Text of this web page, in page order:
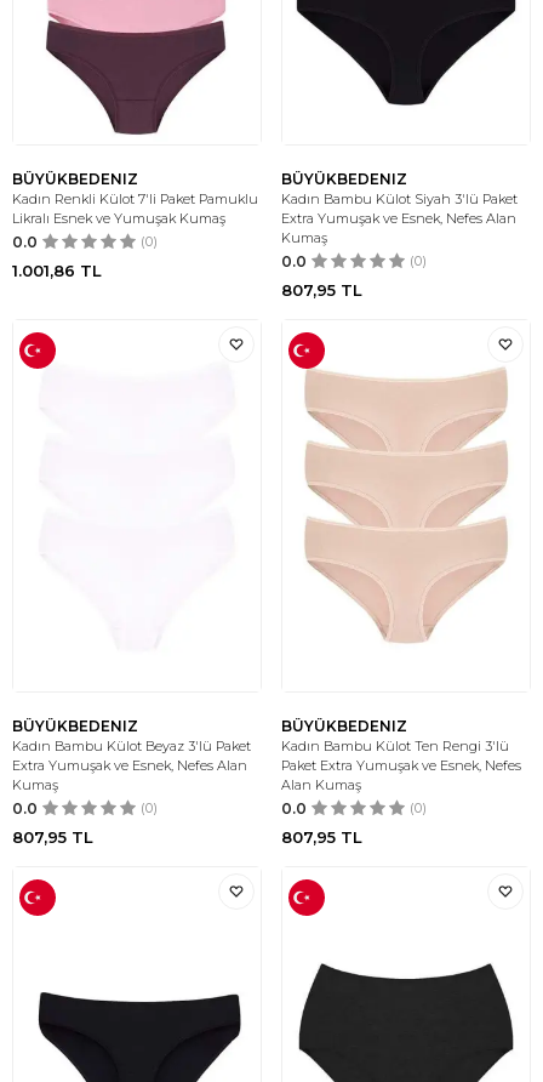
BÜYÜKBEDENIZ
Kadın Renkli Külot 7'li Paket Pamuklu
Likralı Esnek ve Yumuşak Kumaş
0.0 (0)
1.001,86 TL
BÜYÜKBEDENIZ
Kadın Bambu Külot Siyah 3'lü Paket
Extra Yumuşak ve Esnek, Nefes Alan
Kumaş
0.0 (0)
807,95 TL
BÜYÜKBEDENIZ
Kadın Bambu Külot Beyaz 3'lü Paket
Extra Yumuşak ve Esnek, Nefes Alan
Kumaş
0.0 (0)
807,95 TL
BÜYÜKBEDENIZ
Kadın Bambu Külot Ten Rengi 3'lü
Paket Extra Yumuşak ve Esnek, Nefes
Alan Kumaş
0.0 (0)
807,95 TL